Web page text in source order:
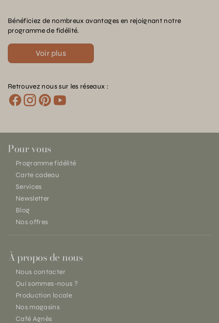
Bénéficiez de nombreux avantages en rejoignant notre
programme de fidélité.
Voir plus
Retrouvez nous sur les réseaux :
Pour vous
Programme fidélité
Carte cadeau
Services
Newsletter
Blog
Nos offres
À propos de nous
Nous contacter
Qui sommes-nous ?
Production locale
Nos magasins
Café Agnès